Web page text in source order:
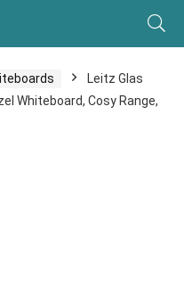
Leitz Glas
Whiteboard, Cosy Range,